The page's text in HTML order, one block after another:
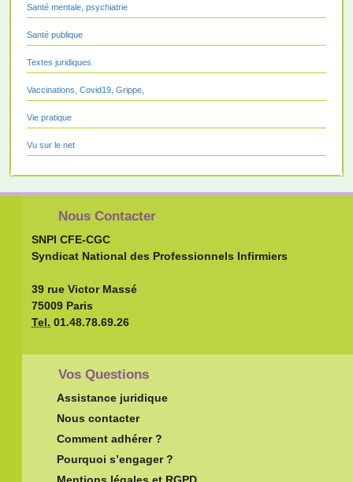
Santé mentale, psychiatrie
Santé publique
Textes juridiques
Vaccinations, Covid19, Grippe,
Vie pratique
Vu sur le net
Nous Contacter
SNPI CFE-CGC
Syndicat National des Professionnels Infirmiers
39 rue Victor Massé
75009 Paris
Tel. 01.48.78.69.26
Vos Questions
Assistance juridique
Nous contacter
Comment adhérer ?
Pourquoi s’engager ?